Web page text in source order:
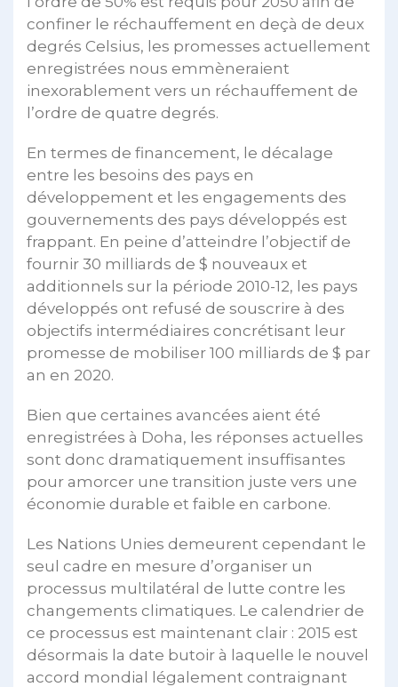
confiner le réchauffement en deçà de deux
degrés Celsius, les promesses actuellement
enregistrées nous emmèneraient
inexorablement vers un réchauffement de
l’ordre de quatre degrés.
En termes de financement, le décalage
entre les besoins des pays en
développement et les engagements des
gouvernements des pays développés est
frappant. En peine d’atteindre l’objectif de
fournir 30 milliards de $ nouveaux et
additionnels sur la période 2010-12, les pays
développés ont refusé de souscrire à des
objectifs intermédiaires concrétisant leur
promesse de mobiliser 100 milliards de $ par
an en 2020.
Bien que certaines avancées aient été
enregistrées à Doha, les réponses actuelles
sont donc dramatiquement insuffisantes
pour amorcer une transition juste vers une
économie durable et faible en carbone.
Les Nations Unies demeurent cependant le
seul cadre en mesure d’organiser un
processus multilatéral de lutte contre les
changements climatiques. Le calendrier de
ce processus est maintenant clair : 2015 est
désormais la date butoir à laquelle le nouvel
accord mondial légalement contraignant